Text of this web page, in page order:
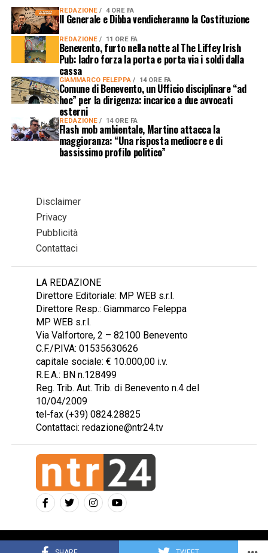
REDAZIONE 4 ORE FA
Il Generale e Dibba vendicheranno la Costituzione
REDAZIONE 11 ORE FA
Benevento, furto nella notte al The Liffey Irish
Pub: ladro forza la porta e porta via i soldi dalla
cassa
GIAMMARCO FELEPPA 14 ORE FA
Comune di Benevento, un Ufficio disciplinare “ad
hoc” per la dirigenza: incarico a due avvocati
esterni
REDAZIONE 14 ORE FA
Flash mob ambientale, Martino attacca la
maggioranza: “Una risposta mediocre e di
bassissimo profilo politico”
Disclaimer
Privacy
Pubblicità
Contattaci
LA REDAZIONE
Direttore Editoriale: MP WEB s.r.l.
Direttore Resp.: Giammarco Feleppa
MP WEB s.r.l.
Via Valfortore, 2 – 82100 Benevento
C.F./P.IVA: 01535630626
capitale sociale: € 10.000,00 i.v.
R.E.A.: BN n.128499
Reg. Trib. Aut. Trib. di Benevento n.4 del
10/04/2009
tel-fax (+39) 0824.28825
Contattaci: redazione@ntr24.tv
Copyright © 2023 Intelligentia S.r.l.